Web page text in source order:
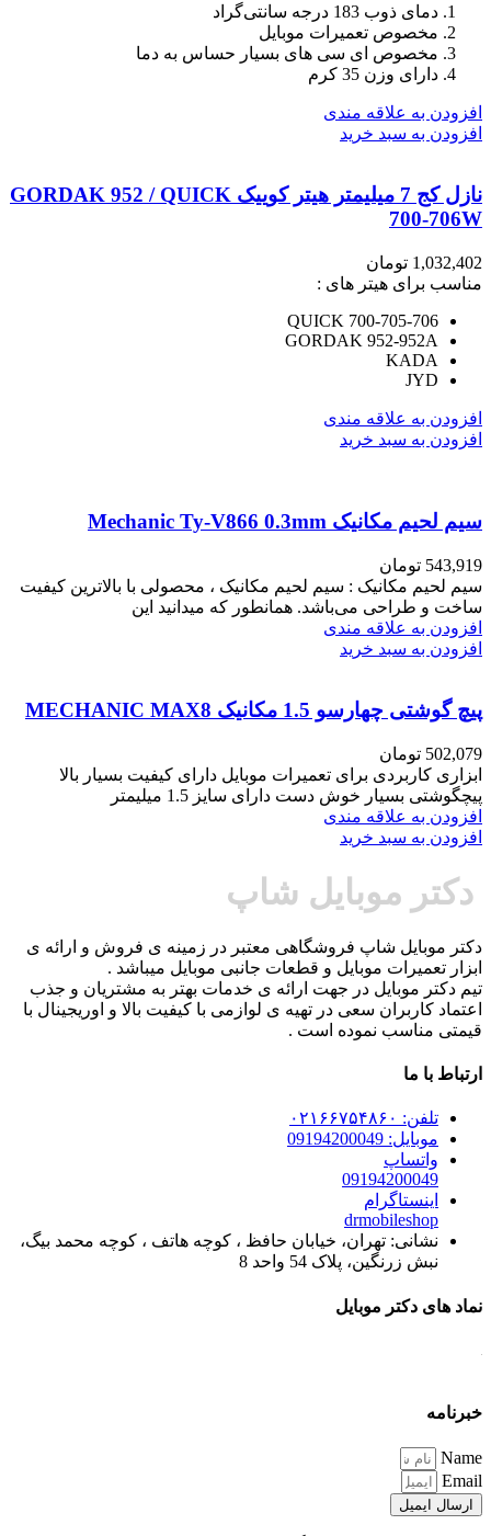
دمای ذوب 183 درجه سانتی‌گراد
مخصوص تعمیرات موبایل
مخصوص ای سی های بسیار حساس به دما
دارای وزن 35 کرم
افزودن به علاقه مندی
افزودن به سبد خرید
نازل کج 7 میلیمتر هیتر کوییک GORDAK 952 / QUICK
700-706W
1,032,402 تومان
مناسب برای هیتر های :
QUICK 700-705-706
GORDAK 952-952A
KADA
JYD
افزودن به علاقه مندی
افزودن به سبد خرید
سیم لحیم مکانیک Mechanic Ty-V866 0.3mm
543,919 تومان
سیم لحیم مکانیک : سیم لحیم مکانیک ، محصولی با بالاترین کیفیت
ساخت و طراحی می‌باشد. همانطور که میدانید این
افزودن به علاقه مندی
افزودن به سبد خرید
پیچ گوشتی چهارسو 1.5 مکانیک MECHANIC MAX8
502,079 تومان
ابزاری کاربردی برای تعمیرات موبایل دارای کیفیت بسیار بالا
پیچگوشتی بسیار خوش دست دارای سایز 1.5 میلیمتر
افزودن به علاقه مندی
افزودن به سبد خرید
دکتر موبایل شاپ
دکتر موبایل شاپ فروشگاهی معتبر در زمینه ی فروش و ارائه ی
ابزار تعمیرات موبایل و قطعات جانبی موبایل میباشد .
تیم دکتر موبایل در جهت ارائه ی خدمات بهتر به مشتریان و جذب
اعتماد کاربران سعی در تهیه ی لوازمی با کیفیت بالا و اوریجینال با
قیمتی مناسب نموده است .
ارتباط با ما
تلفن: ۰۲۱۶۶۷۵۴۸۶۰
موبایل: 09194200049
واتساپ
09194200049
اینستاگرام
drmobileshop
نشانی: تهران، خیابان حافظ ، کوچه هاتف ، کوچه محمد بیگ،
نبش زرنگین، پلاک 54 واحد 8
نماد های دکتر موبایل
خبرنامه
Name
Email
ارسال ایمیل